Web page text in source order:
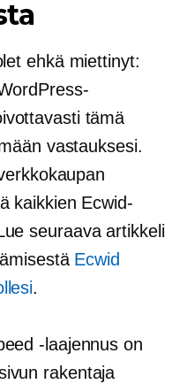
ehkä miettinyt:
tämä
vastauksesi.
kaikkien Ecwid-
seuraava artikkeli
Ecwid
.
-laajennus on
rakentaja